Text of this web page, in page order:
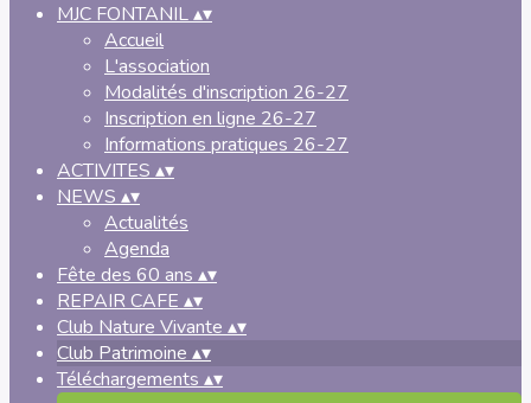
MJC FONTANIL▴▾
Accueil
L'association
Modalités d'inscription 26-27
Inscription en ligne 26-27
Informations pratiques 26-27
ACTIVITES ▴▾
NEWS ▴▾
Actualités
Agenda
Fête des 60 ans ▴▾
REPAIR CAFE ▴▾
Club Nature Vivante ▴▾
Club Patrimoine ▴▾
Téléchargements ▴▾